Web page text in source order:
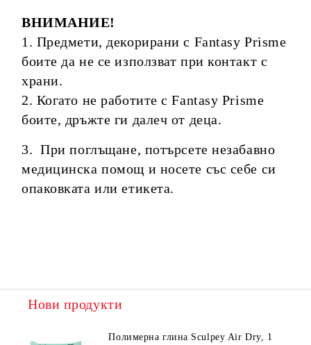
ВНИМАНИЕ!
1. Предмети, декорирани с Fantasy Prisme
боите да не се използват при контакт с
храни.
2. Когато не работите с Fantasy Prisme
боите, дръжте ги далеч от деца.
3. При поглъщане, потърсете незабавно
медицинска помощ и носете със себе си
опаковката или етикета.
Нови продукти
Полимерна глина Sculpey Air Dry, 1